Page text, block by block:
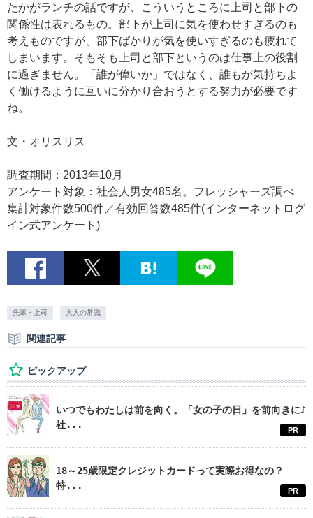
たかがランチの話ですが、こういうところに上司と部下の
関係性は表れるもの。部下が上司に気を使わせすぎるのも
考えものですが、部下ばかりが気を使いすぎるのも疲れて
しまいます。そもそも上司と部下というのは仕事上の役割
に過ぎません。「誰が偉いか」ではなく、誰もが気持ちよ
く働けるように互いに分かり合おうとする努力が必要です
ね。
文・オリスリス
調査期間：2013年10月
アンケート対象：社会人男女485名。フレッシャーズ調べ
集計対象件数500件／有効回答数485件(インターネットログ
イン式アンケート)
先輩・上司 大人の常識
関連記事
ピックアップ
いつでもわたしは前を向く。「女の子の日」を前向きに♪
社...
PR
18～25歳限定クレジットカードって実際お得なの？
特...
PR